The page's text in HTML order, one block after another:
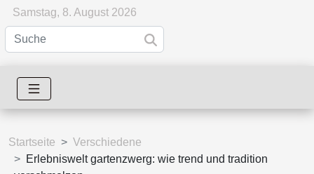
Samstag, 8. August 2026
Startseite
Verschiedene
Erlebniswelt gartenzwerg: wie trend und tradition